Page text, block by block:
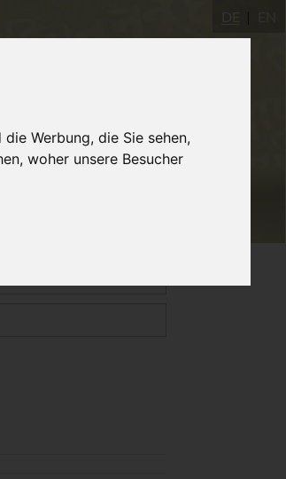
Werbung, die Sie sehen,
woher unsere Besucher
DE